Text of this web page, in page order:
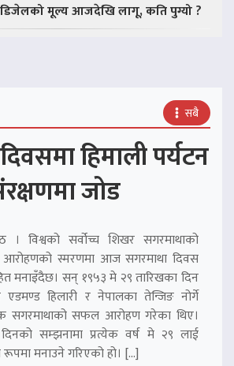
डिजेलको मूल्य आजदेखि लागू, कति पुग्यो ?
सबै
हिमाली पर्यटन
जोड
। विश्वको सर्वोच्च शिखर सगरमाथाको
स्मरणमा आज सगरमाथा दिवस
मनाइँदैछ। सन् १९५३ मे २९ तारिखका दिन
एडमण्ड हिलारी र नेपालका तेन्जिङ नोर्गे
सगरमाथाको सफल आरोहण गरेका थिए।
सम्झनामा प्रत्येक वर्ष मे २९ लाई
मनाउने गरिएको हो। […]